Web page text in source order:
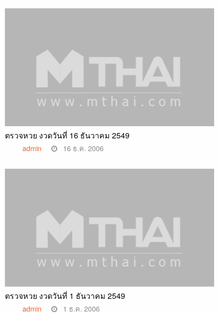
ตรวจหวย งวดวันที่ 16 ธันวาคม 2549
admin 16 ธ.ค. 2006
ตรวจหวย งวดวันที่ 1 ธันวาคม 2549
admin 1 ธ.ค. 2006